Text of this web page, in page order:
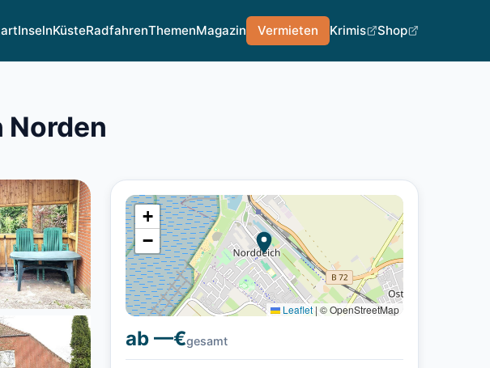
InselnKüsteRadfahrenThemenMagazin Vermieten Krimis Shop
Norden
+
−
Leaflet | © OpenStreetMap
ab —€gesamt